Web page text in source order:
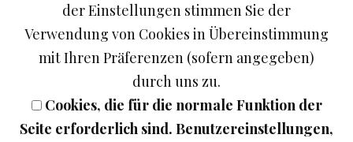
Wein Turra
der Einstellungen stimmen Sie der
Verwendung von Cookies in Übereinstimmung
mit Ihren Präferenzen (sofern angegeben)
durch uns zu.
Cookies, die für die normale Funktion der
Seite erforderlich sind. Benutzereinstellungen,